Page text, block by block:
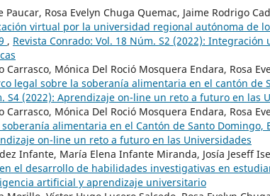
Paucar, Rosa Evelyn Chuga Quemac, Jaime Rodrigo
virtual por la universidad regional autónoma de
, Revista Conrado: Vol. 18 Núm. S2 (2022):
Carrasco, Mónica Del Roció Mosquera Endara, Rosa
legal sobre la soberanía alimentaria en el cantón de
S4 (2022): Aprendizaje on-line un reto a futuro en las
Carrasco, Mónica Del Roció Mosquera Endara, Rosa
alimentaria en el Cantón de Santo Domingo,
on-line un reto a futuro en las Universidades
Infante, María Elena Infante Miranda, Josía Jeseff
el desarrollo de habilidades investigativas en
artificial y aprendizaje universitario